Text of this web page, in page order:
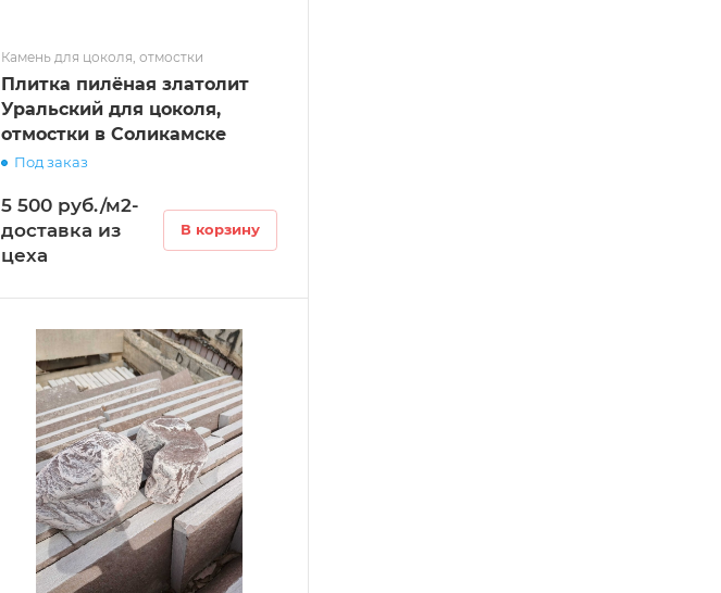
Камень для цоколя, отмостки
Плитка пилёная златолит
Уральский для цоколя,
отмостки в Соликамске
Под заказ
5 500 руб./м2-
доставка из
цеха
В корзину